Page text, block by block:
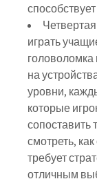
играть
на
уровни,
которые
сопоставить
смотреть,
требует
отличным